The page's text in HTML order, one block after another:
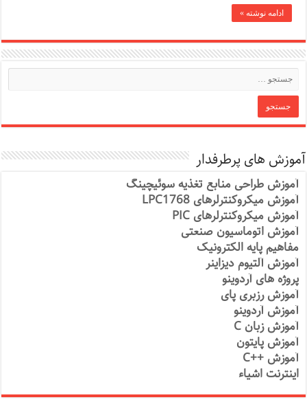
ادامه نوشته »
آموزش های پرطرفدار
آموزش طراحی منابع تغذیه سوئیچینگ
آموزش میکروکنترلرهای LPC1768
آموزش میکروکنترلرهای PIC
آموزش اتوماسیون صنعتی
مفاهیم پایه الکترونیک
آموزش آلتیوم دیزاینر
پروژه های آردوینو
آموزش رزبری پای
آموزش آردوینو
آموزش زبان C
آموزش پایتون
آموزش ++C
اینترنت اشیاء